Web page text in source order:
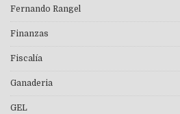
Fernando Rangel
Finanzas
Fiscalía
Ganaderia
GEL